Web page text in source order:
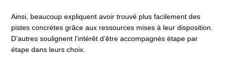
Ainsi, beaucoup expliquent avoir trouvé plus facilement des
pistes concrètes grâce aux ressources mises à leur disposition.
D’autres soulignent l’intérêt d’être accompagnés étape par
étape dans leurs choix.